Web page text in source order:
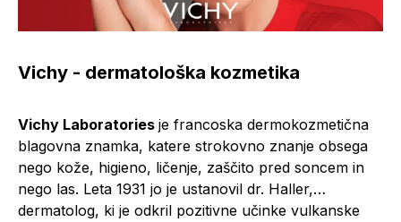
Vichy - dermatološka kozmetika
Vichy Laboratories je francoska dermokozmetična
blagovna znamka, katere strokovno znanje obsega
nego kože, higieno, ličenje, zaščito pred soncem in
nego las. Leta 1931 jo je ustanovil dr. Haller,
dermatolog, ki je odkril pozitivne učinke vulkanske